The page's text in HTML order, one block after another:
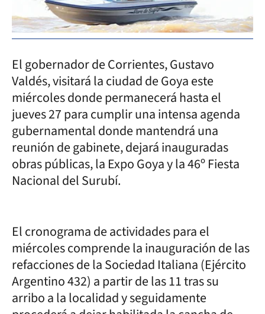
El gobernador de Corrientes, Gustavo
Valdés, visitará la ciudad de Goya este
miércoles donde permanecerá hasta el
jueves 27 para cumplir una intensa agenda
gubernamental donde mantendrá una
reunión de gabinete, dejará inauguradas
obras públicas, la Expo Goya y la 46º Fiesta
Nacional del Surubí.
El cronograma de actividades para el
miércoles comprende la inauguración de las
refacciones de la Sociedad Italiana (Ejército
Argentino 432) a partir de las 11 tras su
arribo a la localidad y seguidamente